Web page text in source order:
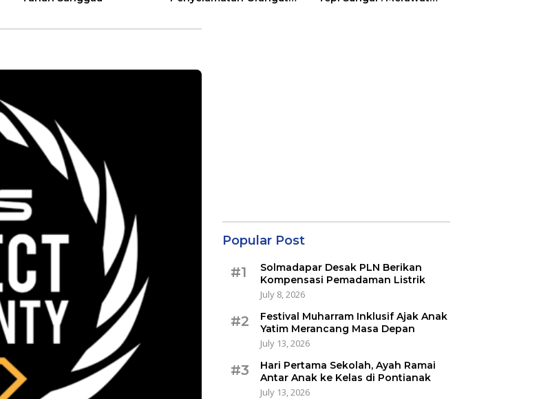
Popular Post
#1
Solmadapar Desak PLN Berikan
Kompensasi Pemadaman Listrik
July 8, 2026
#2
Festival Muharram Inklusif Ajak Anak
Yatim Merancang Masa Depan
July 13, 2026
#3
Hari Pertama Sekolah, Ayah Ramai
Antar Anak ke Kelas di Pontianak
July 13, 2026